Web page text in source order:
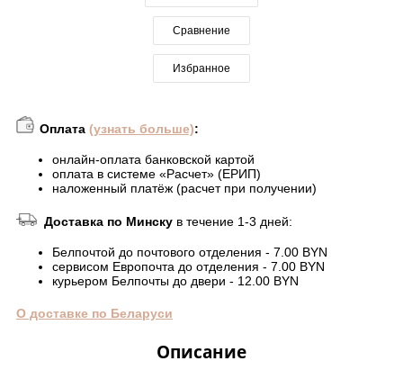
Сравнение
Избранное
Оплата (узнать больше):
онлайн-оплата банковской картой
оплата в системе «Расчет» (ЕРИП)
наложенный платёж (расчет при получении)
Доставка по Минску в течение 1-3 дней:
Белпочтой до почтового отделения - 7.00 BYN
сервисом Европочта до отделения - 7.00 BYN
курьером Белпочты до двери - 12.00 BYN
О доставке по Беларуси
Описание